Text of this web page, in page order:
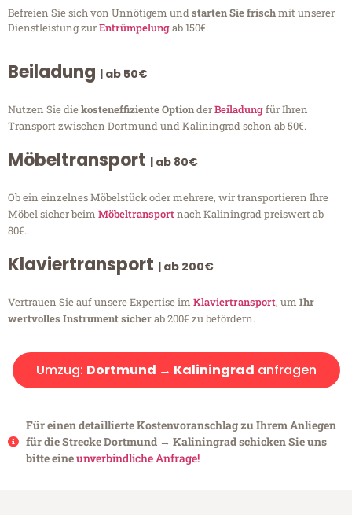
Befreien Sie sich von Unnötigem undstarten Sie frischmit unserer
Dienstleistung zurEntrümpelungab 150€.
Beiladung | ab 50€
Nutzen Sie diekosteneffiziente OptionderBeiladungfür Ihren
Transport zwischen Dortmund und Kaliningrad schon ab 50€.
Möbeltransport | ab 80€
Ob ein einzelnes Möbelstück oder mehrere, wir transportieren Ihre
Möbel sicher beim Möbeltransportnach Kaliningrad preiswert ab
80€.
Klaviertransport | ab 200€
Vertrauen Sie auf unsere Expertise im Klaviertransport, um Ihr
wertvolles Instrument sicherab 200€ zu befördern.
Umzug: Dortmund → Kaliningrad anfragen
Für einen detaillierte Kostenvoranschlag zu Ihrem Anliegen
für die Strecke Dortmund → Kaliningrad schicken Sie uns
bitte eineunverbindliche Anfrage!